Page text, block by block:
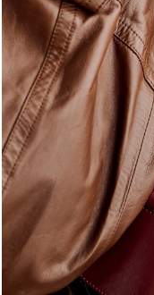
Classy, sassy,